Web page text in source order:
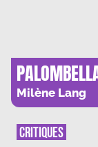
ET SYLVAIN
EAUX
CAPITALISTE
Milène Lang
CRITIQUES